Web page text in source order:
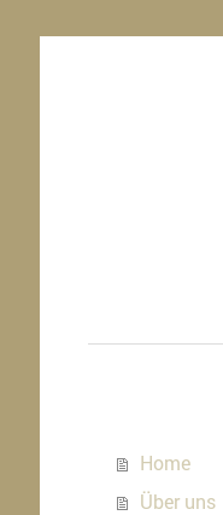
Home
Über uns